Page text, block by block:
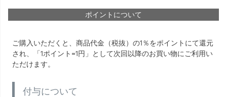
ポイントについて
ご購入いただくと、商品代金（税抜）の1％をポイントにて還元
され、「1ポイント=1円」として次回以降のお買い物にご利用い
ただけます。
付与について